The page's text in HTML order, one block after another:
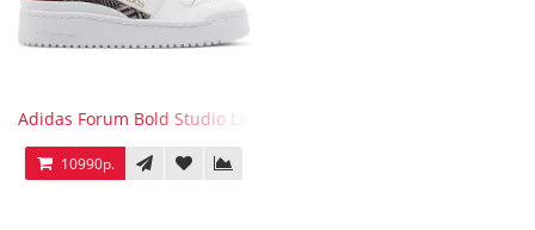
Adidas Forum Bold Studio London Checkered
10990р.